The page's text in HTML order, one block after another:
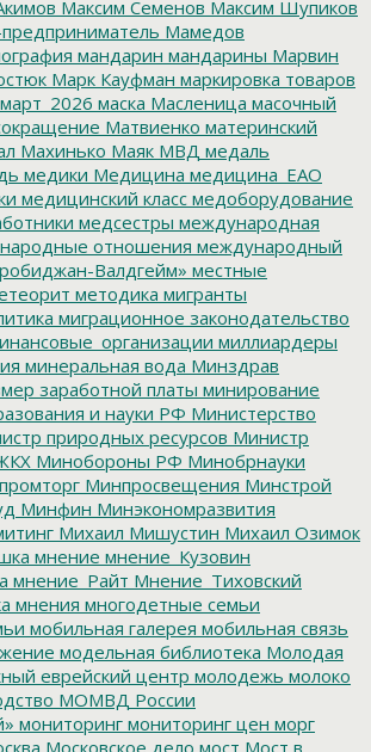
Максим Семенов Максим Шупиков
Мамедов
мандарин мандарины Марвин
Марк Кауфман маркировка товаров
март_2026 маска Масленица масочный
Матвиенко материнский
Махинько Маяк МВД медаль
медики Медицина медицина_ЕАО
медицинский класс медоборудование
медсестры международная
отношения международный
Валдгейм» местные
методика мигранты
миграционное законодательство
миллиардеры
минеральная вода Минздрав
заработной платы минирование
и науки РФ Министерство
природных ресурсов Министр
Минобороны РФ Минобрнауки
Минпросвещения Минстрой
Минфин Минэкономразвития
Михаил Мишустин Михаил Озимок
мнение мнение_Кузовин
мнение_Райт Мнение_Тиховский
мнения многодетные семьи
мобильная галерея мобильная связь
модельная библиотека Молодая
еврейский центр молодежь молоко
МОМВД России
мониторинг мониторинг цен морг
Московское дело мост Мост в